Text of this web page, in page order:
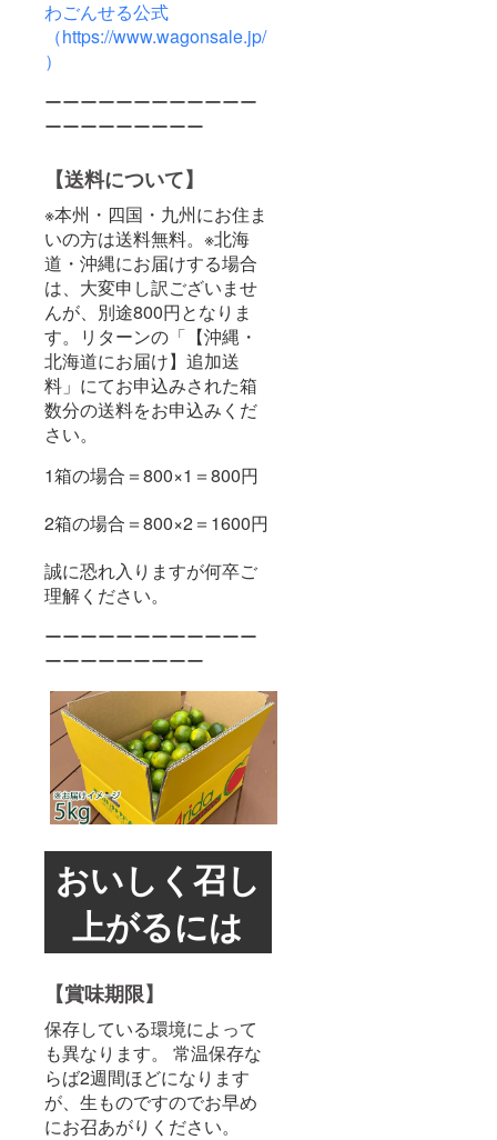
わごんせる公式
（https://www.wagonsale.jp/
）
ーーーーーーーーーーーー
ーーーーーーーーー
【送料について】
※本州・四国・九州にお住ま
いの方は送料無料。※北海
道・沖縄にお届けする場合
は、大変申し訳ございませ
んが、別途800円となりま
す。リターンの「【沖縄・
北海道にお届け】追加送
料」にてお申込みされた箱
数分の送料をお申込みくだ
さい。
1箱の場合＝800×1＝800円
2箱の場合＝800×2＝1600円
誠に恐れ入りますが何卒ご
理解ください。
ーーーーーーーーーーーー
ーーーーーーーーー
おいしく召し
上がるには
【賞味期限】
保存している環境によって
も異なります。 常温保存な
らば2週間ほどになります
が、生ものですのでお早め
にお召あがりください。